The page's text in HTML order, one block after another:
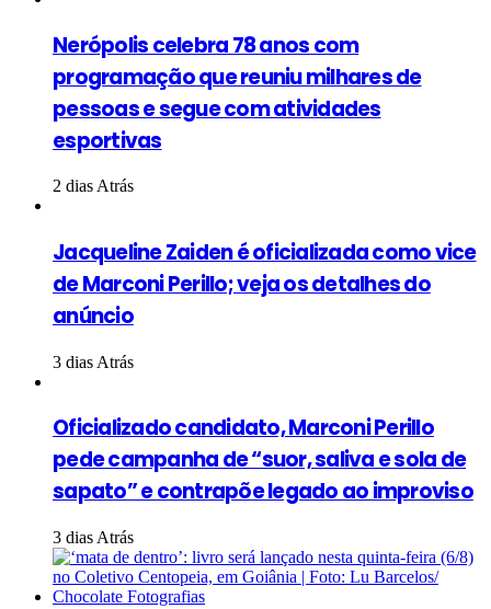
Nerópolis celebra 78 anos com
programação que reuniu milhares de
pessoas e segue com atividades
esportivas
2 dias Atrás
Jacqueline Zaiden é oficializada como vice
de Marconi Perillo; veja os detalhes do
anúncio
3 dias Atrás
Oficializado candidato, Marconi Perillo
pede campanha de “suor, saliva e sola de
sapato” e contrapõe legado ao improviso
3 dias Atrás